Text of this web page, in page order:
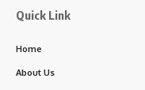
Quick Link
Home
About Us